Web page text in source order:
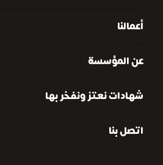
أعمالنا
عن المؤسسة
شهادات نعتز ونفخر بها
اتصل بنا